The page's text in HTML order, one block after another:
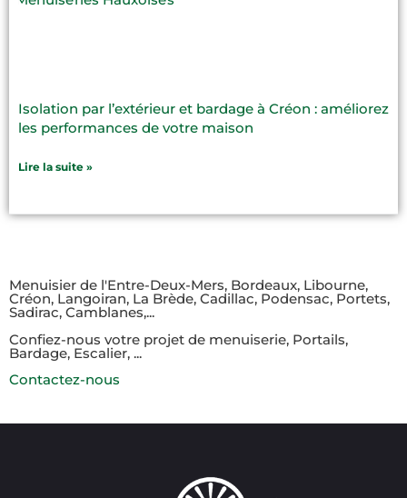
Isolation par l’extérieur et bardage à Créon : améliorez
les performances de votre maison
Lire la suite »
Menuisier de l'Entre-Deux-Mers, Bordeaux, Libourne,
Créon, Langoiran, La Brède, Cadillac, Podensac, Portets,
Sadirac, Camblanes,...​
Confiez-nous votre projet de menuiserie, Portails,
Bardage, Escalier, ...
Contactez-nous